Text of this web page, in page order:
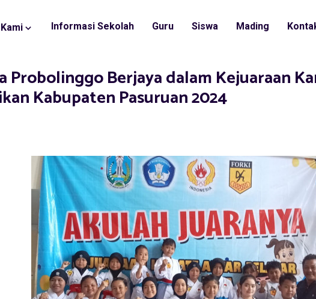
Informasi Sekolah Guru Siswa Mading
Probolinggo Berjaya dalam Kejuaraan
Kabupaten Pasuruan 2024